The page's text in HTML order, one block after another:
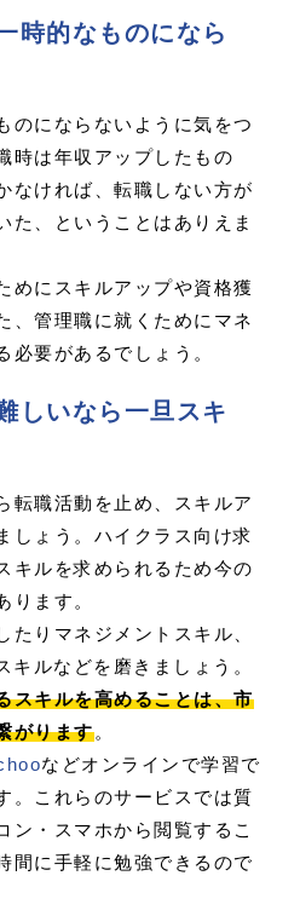
時的なものになら
のにならないように気をつ
時は年収アップしたもの
なければ、転職しない方が
た、ということはありえま
めにスキルアップや資格獲
、管理職に就くためにマネ
必要があるでしょう。
しいなら一旦スキ
転職活動を止め、スキルア
しょう。ハイクラス向け求
キルを求められるため今の
ります。
たりマネジメントスキル、
キルなどを磨きましょう。
スキルを高めることは、市
がります。
などオンラインで学習で
。これらのサービスでは質
ン・スマホから閲覧するこ
間に手軽に勉強できるので